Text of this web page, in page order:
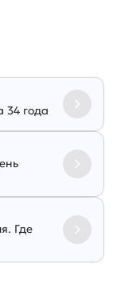
34 года
Где